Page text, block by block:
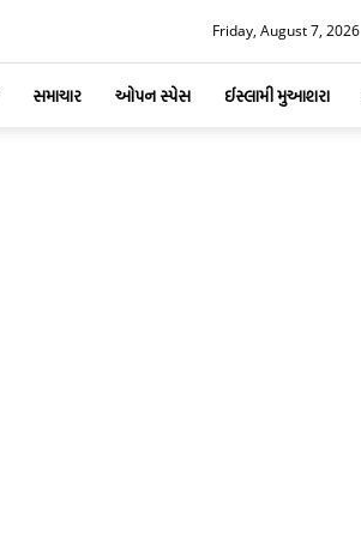
Friday, August 7, 2026
સમાચાર ઓપન સ્પેસ ઈસ્લામી મુઆશરા